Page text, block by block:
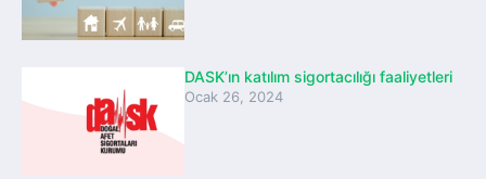
DASK’ın katılım sigortacılığı faaliyetleri
Ocak 26, 2024